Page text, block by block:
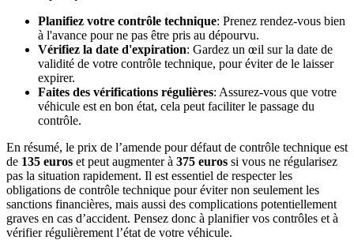
Planifiez votre contrôle technique: Prenez rendez-vous bien
à l'avance pour ne pas être pris au dépourvu.
Vérifiez la date d'expiration: Gardez un œil sur la date de
validité de votre contrôle technique, pour éviter de le laisser
expirer.
Faites des vérifications régulières: Assurez-vous que votre
véhicule est en bon état, cela peut faciliter le passage du
contrôle.
En résumé, le prix de l’amende pour défaut de contrôle technique est
de 135 euros et peut augmenter à 375 euros si vous ne régularisez
pas la situation rapidement. Il est essentiel de respecter les
obligations de contrôle technique pour éviter non seulement les
sanctions financières, mais aussi des complications potentiellement
graves en cas d’accident. Pensez donc à planifier vos contrôles et à
vérifier régulièrement l’état de votre véhicule.